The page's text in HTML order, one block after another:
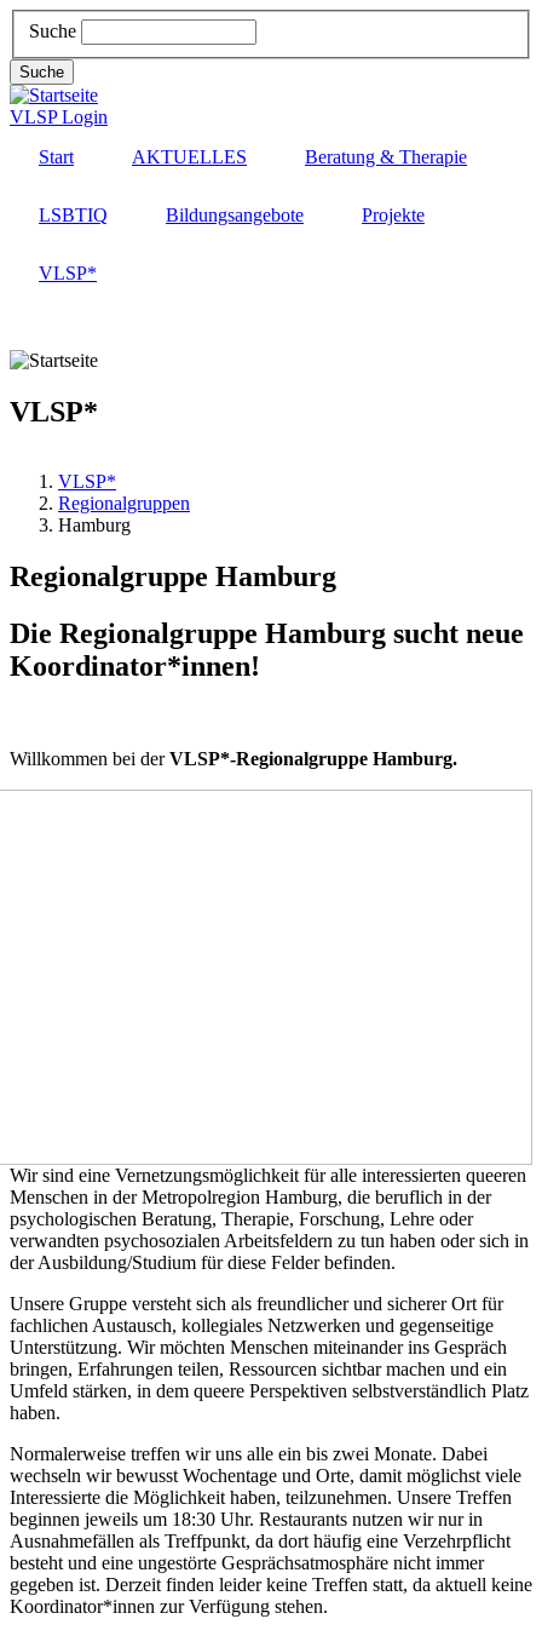
Direkt
zum
Inhalt
Suche
Suche
VLSP Login
Start
AKTUELLES Beratung & Therapie
LSBTIQ Bildungsangebote Projekte
VLSP*
VLSP*
VLSP*
Regionalgruppen
Hamburg
Regionalgruppe Hamburg
Die Regionalgruppe Hamburg sucht neue
Koordinator*innen!
Willkommen bei derVLSP*-Regionalgruppe Hamburg.
Wir sind eine Vernetzungsmöglichkeit für alle interessierten queeren
Menschen in der Metropolregion Hamburg, die beruflich in der
psychologischen Beratung, Therapie, Forschung, Lehre oder
verwandten psychosozialen Arbeitsfeldern zu tun haben oder sich in
der Ausbildung/Studium für diese Felder befinden.
Unsere Gruppe versteht sich als freundlicher und sicherer Ort für
fachlichen Austausch, kollegiales Netzwerken und gegenseitige
Unterstützung. Wir möchten Menschen miteinander ins Gespräch
bringen, Erfahrungen teilen, Ressourcen sichtbar machen und ein
Umfeld stärken, in dem queere Perspektiven selbstverständlich Platz
haben.
Normalerweise treffen wir uns alle ein bis zwei Monate. Dabei
wechseln wir bewusst Wochentage und Orte, damit möglichst viele
Interessierte die Möglichkeit haben, teilzunehmen. Unsere Treffen
beginnen jeweils um 18:30 Uhr. Restaurants nutzen wir nur in
Ausnahmefällen als Treffpunkt, da dort häufig eine Verzehrpflicht
besteht und eine ungestörte Gesprächsatmosphäre nicht immer
gegeben ist. Derzeit finden leider keine Treffen statt, da aktuell keine
Koordinator*innen zur Verfügung stehen.